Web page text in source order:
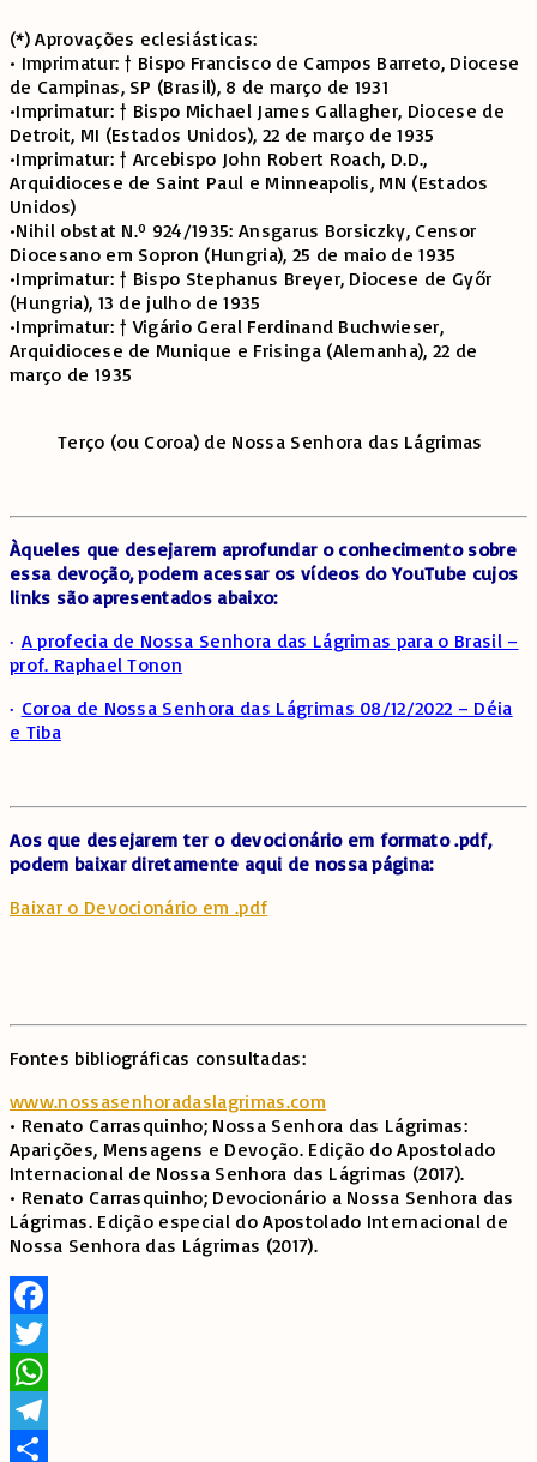
(*) Aprovações eclesiásticas:
• Imprimatur: † Bispo Francisco de Campos Barreto, Diocese
de Campinas, SP (Brasil), 8 de março de 1931
•Imprimatur: † Bispo Michael James Gallagher, Diocese de
Detroit, MI (Estados Unidos), 22 de março de 1935
•Imprimatur: † Arcebispo John Robert Roach, D.D.,
Arquidiocese de Saint Paul e Minneapolis, MN (Estados
Unidos)
•Nihil obstat N.º 924/1935: Ansgarus Borsiczky, Censor
Diocesano em Sopron (Hungria), 25 de maio de 1935
•Imprimatur: † Bispo Stephanus Breyer, Diocese de Győr
(Hungria), 13 de julho de 1935
•Imprimatur: † Vigário Geral Ferdinand Buchwieser,
Arquidiocese de Munique e Frisinga (Alemanha), 22 de
março de 1935
Terço (ou Coroa) de Nossa Senhora das Lágrimas
Àqueles que desejarem aprofundar o conhecimento sobre
essa devoção, podem acessar os vídeos do YouTube cujos
links são apresentados abaixo:
· A profecia de Nossa Senhora das Lágrimas para o Brasil –
prof. Raphael Tonon
· Coroa de Nossa Senhora das Lágrimas 08/12/2022 – Déia
e Tiba
Aos que desejarem ter o devocionário em formato .pdf,
podem baixar diretamente aqui de nossa página:
Baixar o Devocionário em .pdf
Fontes bibliográficas consultadas:
www.nossasenhoradaslagrimas.com
• Renato Carrasquinho; Nossa Senhora das Lágrimas:
Aparições, Mensagens e Devoção. Edição do Apostolado
Internacional de Nossa Senhora das Lágrimas (2017).
• Renato Carrasquinho; Devocionário a Nossa Senhora das
Lágrimas. Edição especial do Apostolado Internacional de
Nossa Senhora das Lágrimas (2017).
Facebook
Twitter
WhatsApp
Telegram